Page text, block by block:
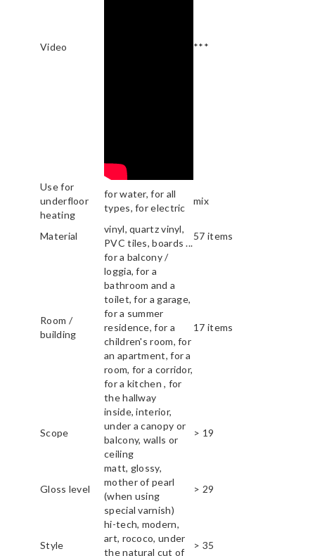
Video ***
Use for
underfloor
heating
for water, for all
types, for electric
mix
Material
vinyl, quartz vinyl,
PVC tiles, boards ...
57 items
Room /
building
for a balcony /
loggia, for a
bathroom and a
toilet, for a garage,
for a summer
residence, for a
children's room, for
an apartment, for a
room, for a corridor,
for a kitchen , for
the hallway
17 items
Scope
inside, interior,
under a canopy or
balcony, walls or
ceiling
> 19
Gloss level
matt, glossy,
mother of pearl
(when using
special varnish)
> 29
Style
hi-tech, modern,
art, rococo, under
the natural cut of
> 35